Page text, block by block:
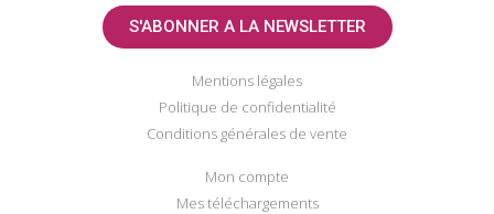
S'ABONNER A LA NEWSLETTER
Mentions légales
Politique de confidentialité
Conditions générales de vente
Mon compte
Mes téléchargements